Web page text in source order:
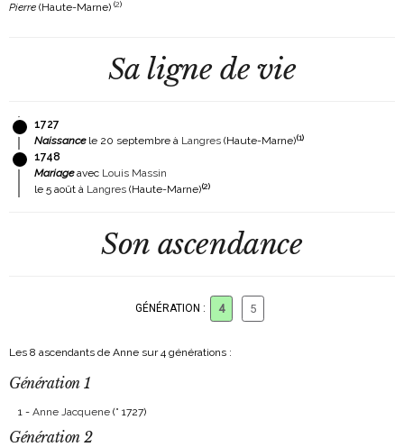
Pierre (Haute-Marne) (2)
Sa ligne de vie
1727
Naissancele 20 septembre à Langres (Haute-Marne)(1)
1748
Mariageavec Louis Massin
le 5 août à Langres (Haute-Marne)(2)
Son ascendance
GÉNÉRATION : 4 5
Les 8 ascendants de Anne sur 4 générations :
Génération 1
1 - Anne Jacquene (° 1727)
Génération 2